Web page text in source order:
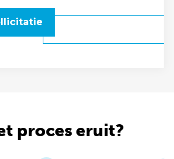
proces eruit?